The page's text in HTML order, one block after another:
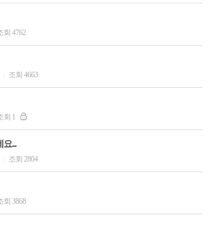
회 4762
조회 4663
회 1
...
조회 2804
회 3868